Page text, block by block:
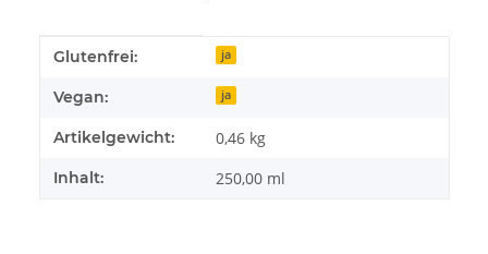
Produkteigenschaft
Wert
Glutenfrei: ja
Vegan: ja
Artikelgewicht: 0,46 kg
Inhalt: 250,00 ml